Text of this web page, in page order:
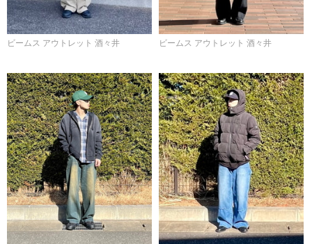
ビームス アウトレット 酒々井 ビームス アウトレット 酒々井